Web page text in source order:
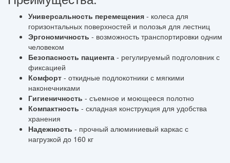
Универсальность перемещения - колеса для
горизонтальных поверхностей и полозья для лестниц
Эргономичность - возможность транспортировки одним
человеком
Безопасность пациента - регулируемый подголовник с
фиксацией
Комфорт - откидные подлокотники с мягкими
наконечниками
Гигиеничность - съемное и моющееся полотно
Компактность - складная конструкция для удобства
хранения
Надежность - прочный алюминиевый каркас с
нагрузкой до 160 кг